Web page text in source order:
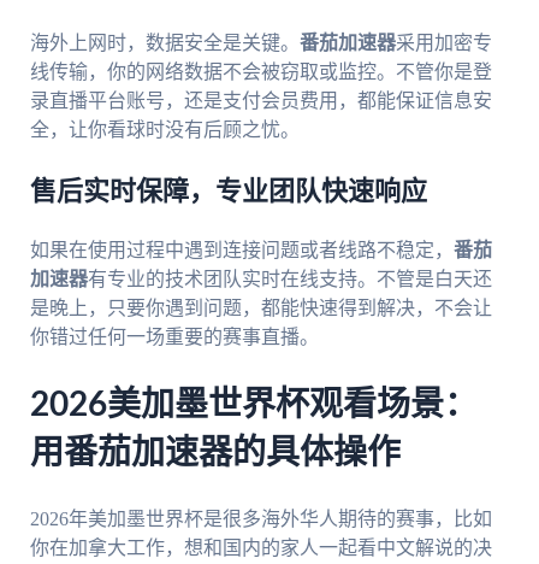
海外上网时，数据安全是关键。 番茄加速器采用加密专
线传输，你的网络数据不会被窃取或监控。不管你是登
录直播平台账号，还是支付会员费用，都能保证信息安
全，让你看球时没有后顾之忧。
售后实时保障，专业团队快速响应
如果在使用过程中遇到连接问题或者线路不稳定， 番茄
加速器有专业的技术团队实时在线支持。不管是白天还
是晚上，只要你遇到问题，都能快速得到解决，不会让
你错过任何一场重要的赛事直播。
2026美加墨世界杯观看场景：
用番茄加速器的具体操作
2026年美加墨世界杯是很多海外华人期待的赛事，比如
你在加拿大工作，想和国内的家人一起看中文解说的决